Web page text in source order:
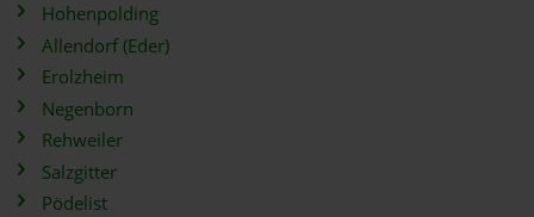
Hohenpolding
Allendorf (Eder)
Erolzheim
Negenborn
Rehweiler
Salzgitter
Pödelist